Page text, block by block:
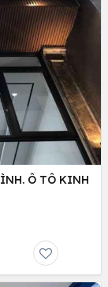
Ô TÔ KINH